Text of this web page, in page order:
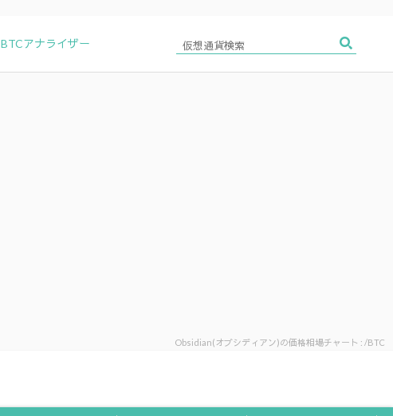
Obsidian(オブシディアン)の価格相場チャート : /BTC
BTCアナライザー